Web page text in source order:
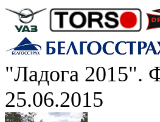
"Ладога 2015".
25.06.2015